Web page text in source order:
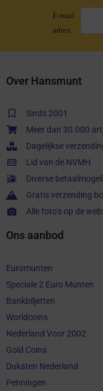
E-mail
adres:
Over Hansmunt
Sinds 2001
Meer dan 30.000
Dagelijkse
Lid van de NVMH
Diverse
Gratis verzending
Alle foto’s op de
Ons aanbod
Euromunten
Speciale 2 Euro Munten
Bankbiljetten
Worldcoins
Nederland Voor 2002
Gold Coins
Dukaten Nederland
Penningen